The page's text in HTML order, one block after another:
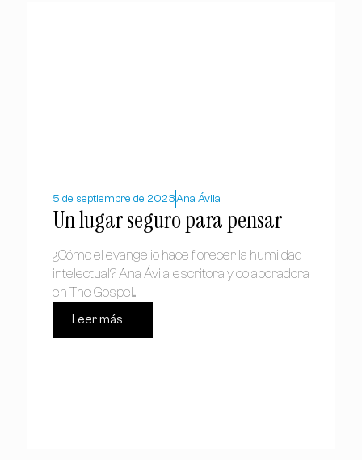
5 de septiembre de 2023Ana Ávila
Un lugar seguro para pensar
¿Cómo el evangelio hace florecer la humildad
intelectual? Ana Ávila, escritora y colaboradora
en The Gospel...
Leer más